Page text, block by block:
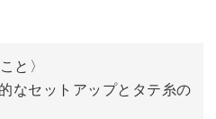
楽しく学べる
とブレスレットの2作品を制
と〉
なセットアップとタテ糸の